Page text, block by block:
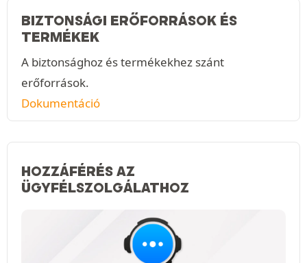
BIZTONSÁGI ERŐFORRÁSOK ÉS
TERMÉKEK
A biztonsághoz és termékekhez szánt
erőforrások.
Dokumentáció
HOZZÁFÉRÉS AZ
ÜGYFÉLSZOLGÁLATHOZ